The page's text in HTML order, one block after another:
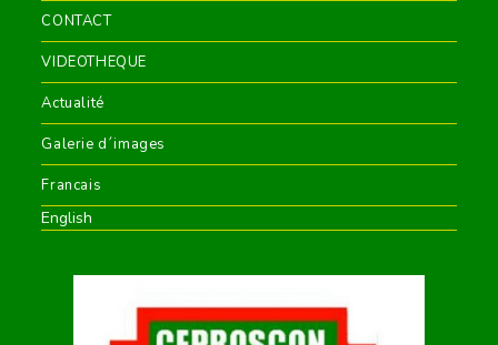
CONTACT
VIDEOTHEQUE
Actualité
Galerie d´images
Francais
English